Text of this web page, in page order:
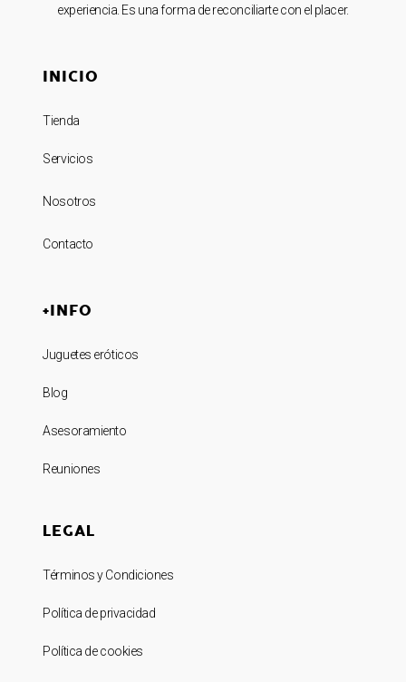
experiencia. Es una forma de reconciliarte con el placer.
INICIO
Tienda
Servicios
Nosotros
Contacto
+INFO
Juguetes eróticos
Blog
Asesoramiento
Reuniones
LEGAL
Términos y Condiciones
Política de privacidad
Política de cookies